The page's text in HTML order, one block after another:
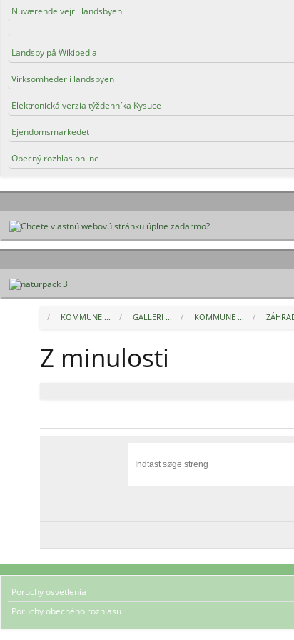
Nuværende vejr i landsbyen
Landsby på Wikipedia
Virksomheder i landsbyen
Elektronická verzia týždenníka Kysuce
Ejendomsmarkedet
Obecný rozhlas online
KOMMUNE ... GALLERI ... KOMMUNE ...
Z minulosti
Poruchy osvetlenia
Poruchy obecného rozhlasu